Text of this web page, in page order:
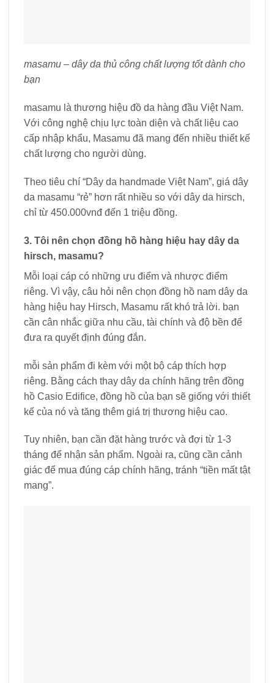
masamu – dây da thủ công chất lượng tốt dành cho
bạn
masamu là thương hiệu đồ da hàng đầu Việt Nam.
Với công nghệ chịu lực toàn diện và chất liệu cao
cấp nhập khẩu, Masamu đã mang đến nhiều thiết kế
chất lượng cho người dùng.
Theo tiêu chí “Dây da handmade Việt Nam”, giá dây
da masamu “rẻ” hơn rất nhiều so với dây da hirsch,
chỉ từ 450.000vnđ đến 1 triệu đồng.
3. Tôi nên chọn đồng hồ hàng hiệu hay dây da
hirsch, masamu?
Mỗi loại cáp có những ưu điểm và nhược điểm
riêng. Vì vậy, câu hỏi nên chọn đồng hồ nam dây da
hàng hiệu hay Hirsch, Masamu rất khó trả lời. bạn
cần cân nhắc giữa nhu cầu, tài chính và độ bền để
đưa ra quyết định đúng đắn.
mỗi sản phẩm đi kèm với một bộ cáp thích hợp
riêng. Bằng cách thay dây da chính hãng trên đồng
hồ Casio Edifice, đồng hồ của bạn sẽ giống với thiết
kế của nó và tăng thêm giá trị thương hiệu cao.
Tuy nhiên, bạn cần đặt hàng trước và đợi từ 1-3
tháng để nhận sản phẩm. Ngoài ra, cũng cần cảnh
giác để mua đúng cáp chính hãng, tránh “tiền mất tật
mang”.